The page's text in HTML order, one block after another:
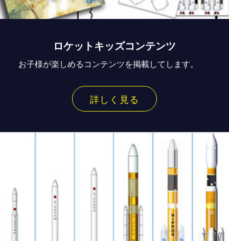
ロケットキッズコンテンツ
お子様が楽しめるコンテンツを掲載してします。
詳しく見る